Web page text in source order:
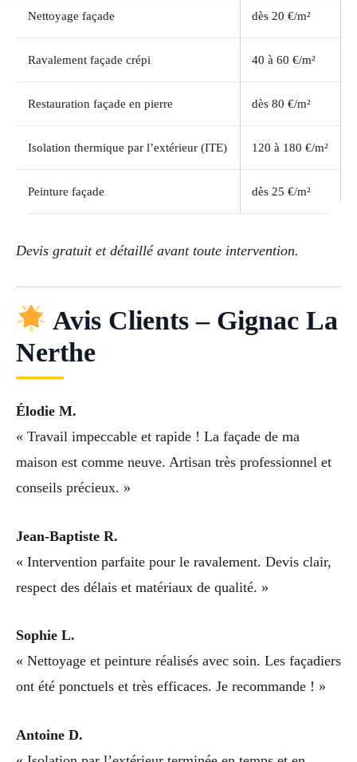
Nettoyage façade dès 20 €/m²
Ravalement façade crépi 40 à 60 €/m²
Restauration façade en pierre dès 80 €/m²
Isolation thermique par l’extérieur (ITE) 120 à 180 €/m²
Peinture façade dès 25 €/m²
Devis gratuit et détaillé avant toute intervention.
Avis Clients – Gignac La
Nerthe
Élodie M.
« Travail impeccable et rapide ! La façade de ma
maison est comme neuve. Artisan très professionnel et
conseils précieux. »
Jean-Baptiste R.
« Intervention parfaite pour le ravalement. Devis clair,
respect des délais et matériaux de qualité. »
Sophie L.
« Nettoyage et peinture réalisés avec soin. Les façadiers
ont été ponctuels et très efficaces. Je recommande ! »
Antoine D.